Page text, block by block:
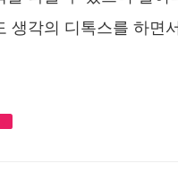
생각의 디톡스를 하면